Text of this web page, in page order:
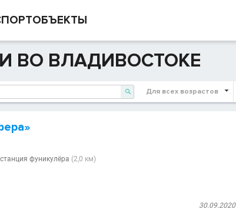
ВО ВЛАДИВОСТОКЕ
 Для всех возрастов
фуникулёра (2,0 км)
30.09.2020